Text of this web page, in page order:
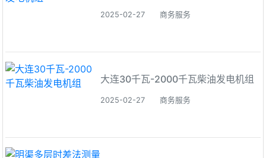
2025-02-27 商务服务
大连30千瓦-2000千瓦柴油发电机组
2025-02-27 商务服务